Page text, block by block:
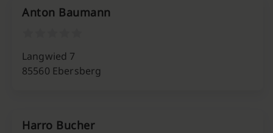
Anton Baumann
Langwied 7
85560 Ebersberg
Harro Bucher